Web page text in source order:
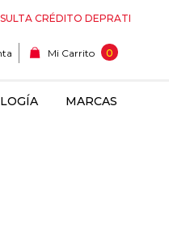
CRÉDITO DEPRATI
Mi Carrito 0
MARCAS